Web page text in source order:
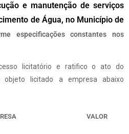
e manutenção de serviços
de Água, no Município de
especificações constantes nos
licitatório e ratifico o ato do
objeto licitado a empresa abaixo
VALOR